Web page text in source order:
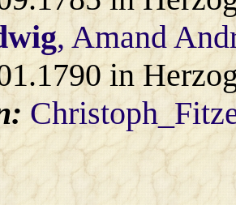
, Amand
in